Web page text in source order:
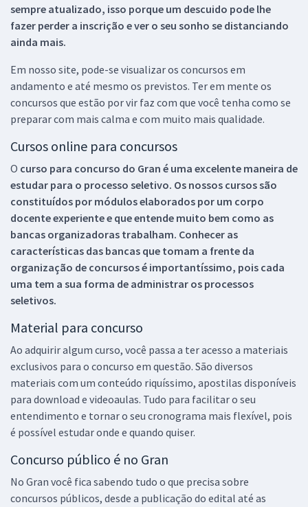
sempre atualizado, isso porque um descuido pode lhe
fazer perder a inscrição e ver o seu sonho se distanciando
ainda mais.
Em nosso site, pode-se visualizar os concursos em
andamento e até mesmo os previstos. Ter em mente os
concursos que estão por vir faz com que você tenha como se
preparar com mais calma e com muito mais qualidade.
Cursos online para concursos
O curso para concurso do Gran é uma excelente maneira de
estudar para o processo seletivo. Os nossos cursos são
constituídos por módulos elaborados por um corpo
docente experiente e que entende muito bem como as
bancas organizadoras trabalham. Conhecer as
características das bancas que tomam a frente da
organização de concursos é importantíssimo, pois cada
uma tem a sua forma de administrar os processos
seletivos.
Material para concurso
Ao adquirir algum curso, você passa a ter acesso a materiais
exclusivos para o concurso em questão. São diversos
materiais com um conteúdo riquíssimo, apostilas disponíveis
para download e videoaulas. Tudo para facilitar o seu
entendimento e tornar o seu cronograma mais flexível, pois
é possível estudar onde e quando quiser.
Concurso público é no Gran
No Gran você fica sabendo tudo o que precisa sobre
concursos públicos, desde a publicação do edital até as